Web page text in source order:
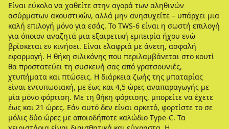
Είναι εύκολο να χαθείτε στην αγορά των αληθινών
ασύρματων ακουστικών, αλλά μην ανησυχείτε – υπάρχει μια
καλή επιλογή μόνο για εσάς. Το TWS-6 είναι η σωστή επιλογή
για όποιον αναζητά μια εξαιρετική εμπειρία ήχου ενώ
βρίσκεται εν κινήσει. Είναι ελαφριά με άνετη, ασφαλή
εφαρμογή. Η θήκη σιλικόνης που περιλαμβάνεται στο κουτί
θα προστατεύει τη συσκευή σας από γρατσουνιές,
χτυπήματα και πτώσεις. Η διάρκεια ζωής της μπαταρίας
είναι εντυπωσιακή, με έως και 4,5 ώρες αναπαραγωγής με
μία μόνο φόρτιση. Με τη θήκη φόρτισης, μπορείτε να έχετε
έως και 21 ώρες. Εάν αυτό δεν είναι αρκετό, φορτίστε το σε
μόλις δύο ώρες με οποιοδήποτε καλώδιο Type-C. Τα